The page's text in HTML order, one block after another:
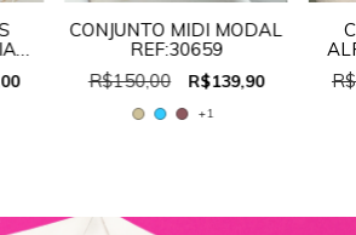
CONJUNTO MIDI MODAL
REF:30659
R$150,00
R$139,90
+1